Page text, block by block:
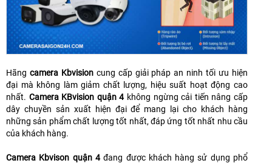
Hãng camera Kbvisioncung cấp giải pháp an ninh tối ưu hiện
đại mà không làm giảm chất lượng, hiệu suất hoạt động cao
nhất. Camera KBvision quận 4 không ngừng cải tiến nâng cấp
dây chuyền sản xuất hiện đại để mang lại cho khách hàng
những sản phẩm chất lượng tốt nhất, đáp ứng tốt nhất nhu cầu
của khách hàng.
Camera Kbvison quận 4đang được khách hàng sử dụng phổ